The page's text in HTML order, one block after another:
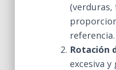
(verduras,
referencia.
Rotación
excesiva